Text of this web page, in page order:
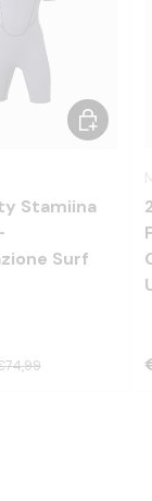
Stamiina
Surf
Scegli